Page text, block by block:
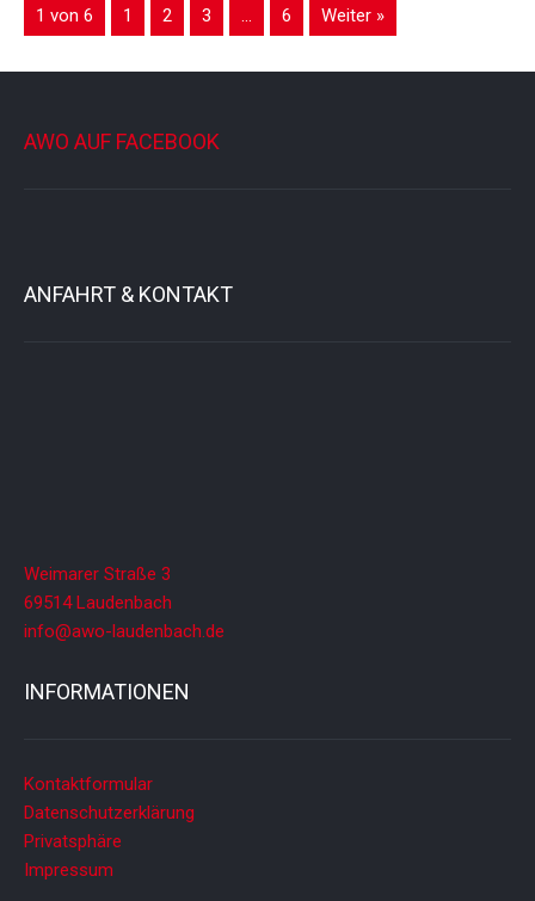
1 von 6 1 2 3 … 6 Weiter »
AWO AUF FACEBOOK
ANFAHRT & KONTAKT
Weimarer Straße 3
69514 Laudenbach
info@awo-laudenbach.de
INFORMATIONEN
Kontaktformular
Datenschutzerklärung
Privatsphäre
Impressum